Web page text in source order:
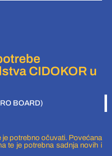
CIDOKOR u
BOARD)
je potrebno očuvati. Povećana
te je potrebna sadnja novih i